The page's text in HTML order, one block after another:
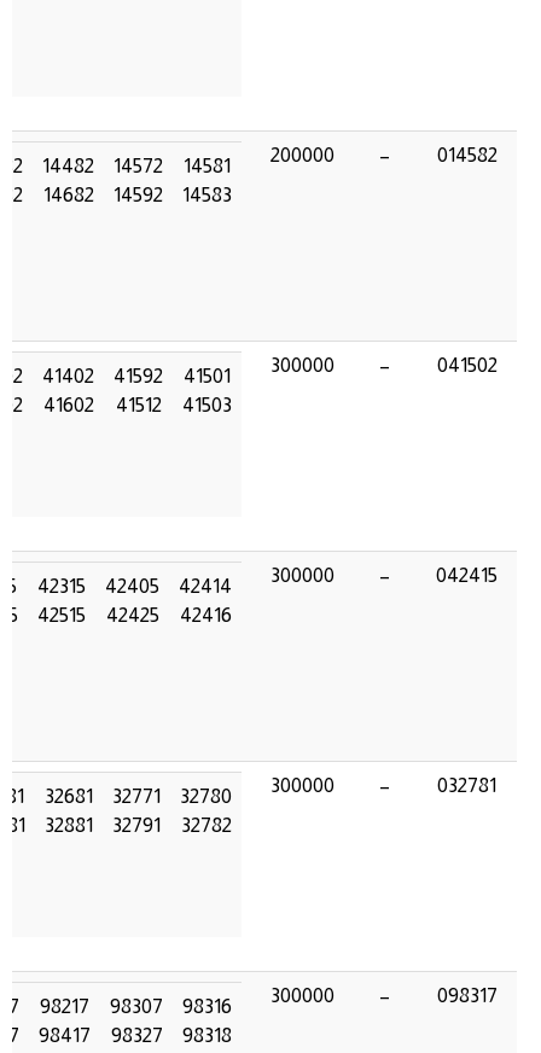
014582
–
200000
14581
14583
14572
14592
14482
14682
041502
–
300000
41501
41503
41592
41512
41402
41602
042415
–
300000
42414
42416
42405
42425
42315
42515
032781
–
300000
32780
32782
32771
32791
32681
32881
098317
–
300000
98316
98318
98307
98327
98217
98417